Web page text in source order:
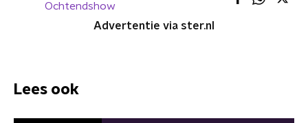
Ochtendshow
Advertentie via ster.nl
Lees ook